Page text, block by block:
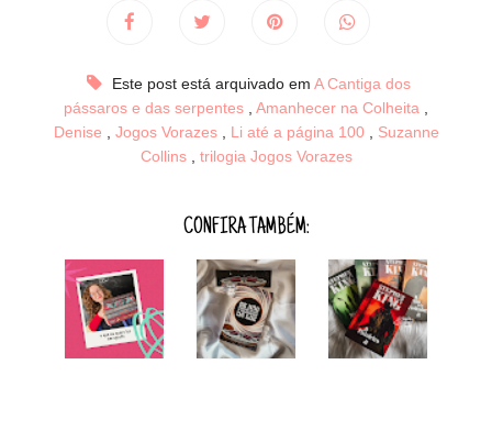
Este post está arquivado em A Cantiga dos
pássaros e das serpentes , Amanhecer na Colheita ,
Denise , Jogos Vorazes , Li até a página 100 , Suzanne
Collins , trilogia Jogos Vorazes
CONFIRA TAMBÉM: